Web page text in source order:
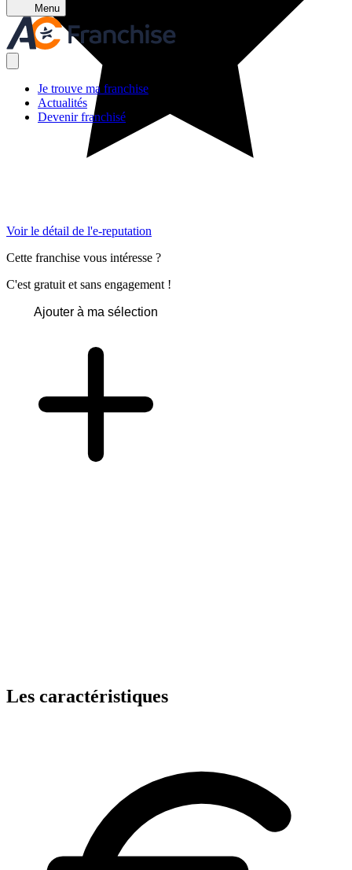
Menu
Je trouve ma franchise
Actualités
Devenir franchisé
Voir le détail de l'e-reputation
Cette franchise vous intéresse ?
C'est gratuit et sans engagement !
Ajouter à ma sélection
Les caractéristiques